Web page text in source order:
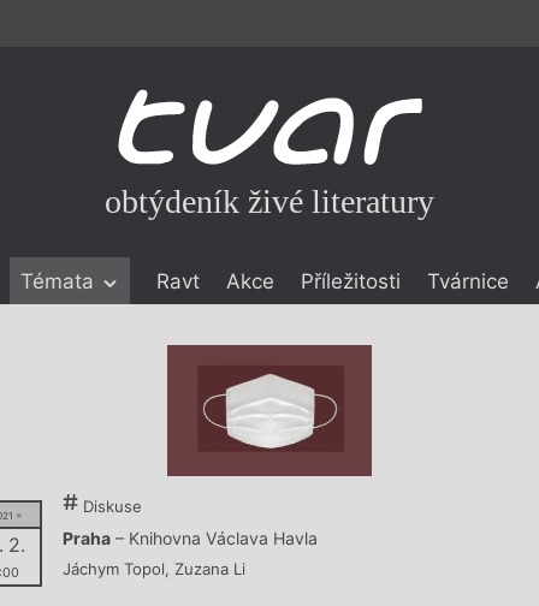
obtýdeník živé literatury
Témata Ravt Akce Příležitosti Tvárnice
=
2.
Diskuse
Praha – Knihovna Václava Havla
Jáchym Topol, Zuzana Li